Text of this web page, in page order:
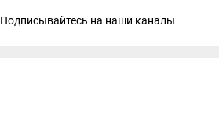
Подписывайтесь на наши каналы